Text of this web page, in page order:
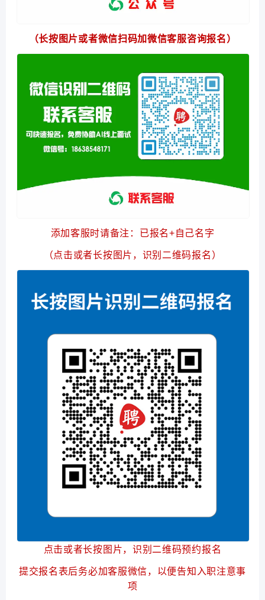
（长按图片或者微信扫码加微信客服咨询报名）
添加客服时请备注：已报名+自己名字
（点击或者长按图片，识别二维码报名）
点击或者长按图片，识别二维码预约报名
提交报名表后务必加客服微信，以便告知入职注意事
项